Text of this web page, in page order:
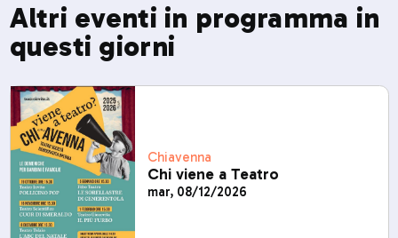
Altri eventi in programma in
questi giorni
Chiavenna
Chi viene a Teatro
mar, 08/12/2026